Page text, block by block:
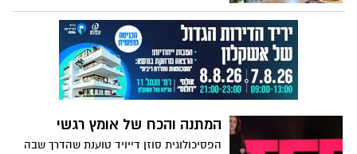
לשפר את חיי היומיום שלנו. בין אם מדובר
בסיוע בלימודים, תכנון משימות, יצירת תוכן,
פתרון בעיות טכניות או אפילו שיחה קלילה –
ChatGPT כאן כדי לעזור. במאמר זה נבחן
כיצד ניתן לשלב את ChatGPT בחיי היומיום
וכיצד לפנות אליו בצורה שתביא לתשובות
המתנה והכח של אומץ רגשי
הפסיכולוגית סוזן דייויד טוענת שהדרך שבה